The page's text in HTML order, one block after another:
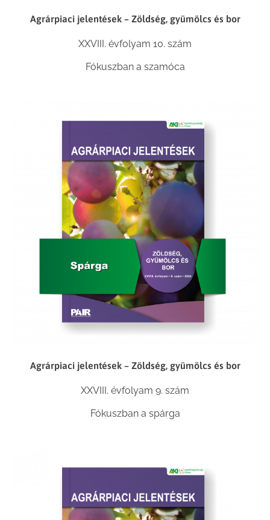
Agrárpiaci jelentések – Zöldség, gyümölcs és bor
XXVIII. évfolyam 10. szám
Fókuszban a szamóca
Agrárpiaci jelentések – Zöldség, gyümölcs és bor
XXVIII. évfolyam 9. szám
Fókuszban a spárga